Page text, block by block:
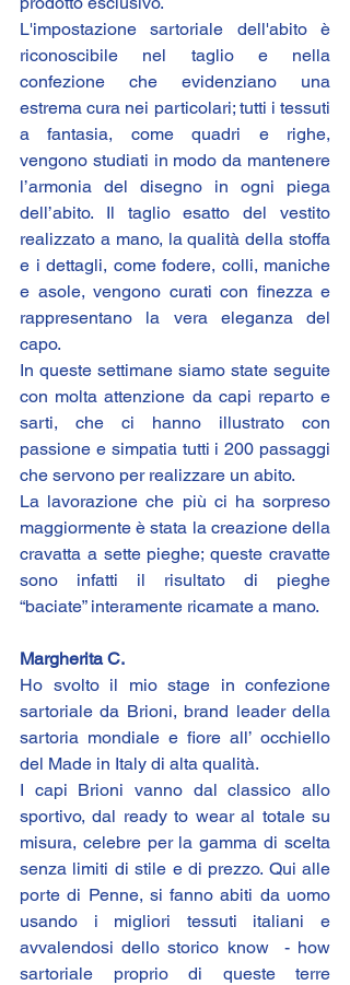
L'impostazione sartoriale dell'abito è
riconoscibile nel taglio e nella
confezione che evidenziano una
estrema cura nei particolari; tutti i tessuti
a fantasia, come quadri e righe,
vengono studiati in modo da mantenere
l’armonia del disegno in ogni piega
dell’abito. Il taglio esatto del vestito
realizzato a mano, la qualità della stoffa
e i dettagli, come fodere, colli, maniche
e asole, vengono curati con finezza e
rappresentano la vera eleganza del
capo.
In queste settimane siamo state seguite
con molta attenzione da capi reparto e
sarti, che ci hanno illustrato con
passione e simpatia tutti i 200 passaggi
che servono per realizzare un abito.
La lavorazione che più ci ha sorpreso
maggiormente è stata la creazione della
cravatta a sette pieghe; queste cravatte
sono infatti il risultato di pieghe
“baciate” interamente ricamate a mano.
Margherita C.
Ho svolto il mio stage in confezione
sartoriale da Brioni, brand leader della
sartoria mondiale e fiore all’ occhiello
del Made in Italy di alta qualità.
I capi Brioni vanno dal classico allo
sportivo, dal ready to wear al totale su
misura, celebre per la gamma di scelta
senza limiti di stile e di prezzo. Qui alle
porte di Penne, si fanno abiti da uomo
usando i migliori tessuti italiani e
avvalendosi dello storico know  - how
sartoriale proprio di queste terre